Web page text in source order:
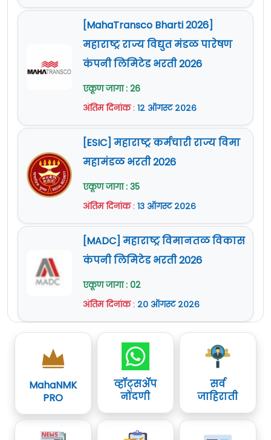
[MahaTransco Bharti 2026]
महाराष्ट्र राज्य विद्युत मंडळ पारेषण
कंपनी लिमिटेड भरती 2026
एकूण जागा : 26
अंतिम दिनांक: १२ ऑगस्ट २०२६
[ESIC] महाराष्ट्र कर्मचारी राज्य विमा
महामंडळ भरती 2026
एकूण जागा : 35
अंतिम दिनांक: १३ ऑगस्ट २०२६
[MADC] महाराष्ट्र विमानतळ विकास
कंपनी लिमिटेड भरती 2026
एकूण जागा : 02
अंतिम दिनांक: २० ऑगस्ट २०२६
MahaNMK
PRO
व्हॉट्सॲप
नोंदणी
सर्व
जाहिराती